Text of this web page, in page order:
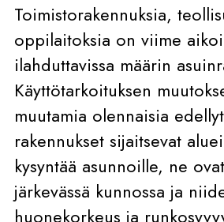
Toimistorakennuksia,
oppilaitoksia on viime
ilahduttavissa määrin
Käyttötarkoituksen
muutamia olennaisia
rakennukset sijaitsevat
kysyntää asunnoille, ne
järkevässä kunnossa ja
huonekorkeus ja